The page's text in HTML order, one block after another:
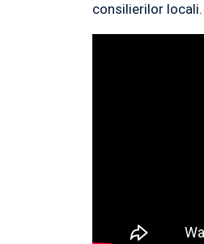
consilierilor locali.